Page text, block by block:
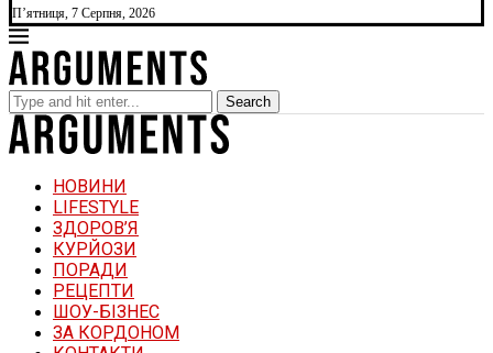
П’ятниця, 7 Серпня, 2026
Search
НОВИНИ
LIFESTYLE
ЗДОРОВ’Я
КУРЙОЗИ
ПОРАДИ
РЕЦЕПТИ
ШОУ-БІЗНЕС
ЗА КОРДОНОМ